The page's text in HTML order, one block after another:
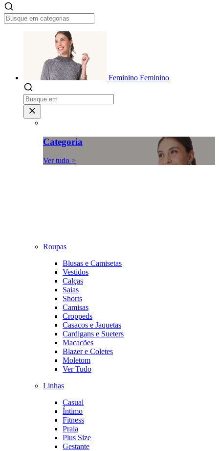
Feminino Feminino
Categoria
Ver tudo >
Roupas
Blusas e Camisetas
Vestidos
Calças
Saias
Shorts
Camisas
Croppeds
Casacos e Jaquetas
Cardigans e Sueters
Macacões
Blazer e Coletes
Moletom
Ver Tudo
Linhas
Casual
Íntimo
Fitness
Praia
Plus Size
Gestante